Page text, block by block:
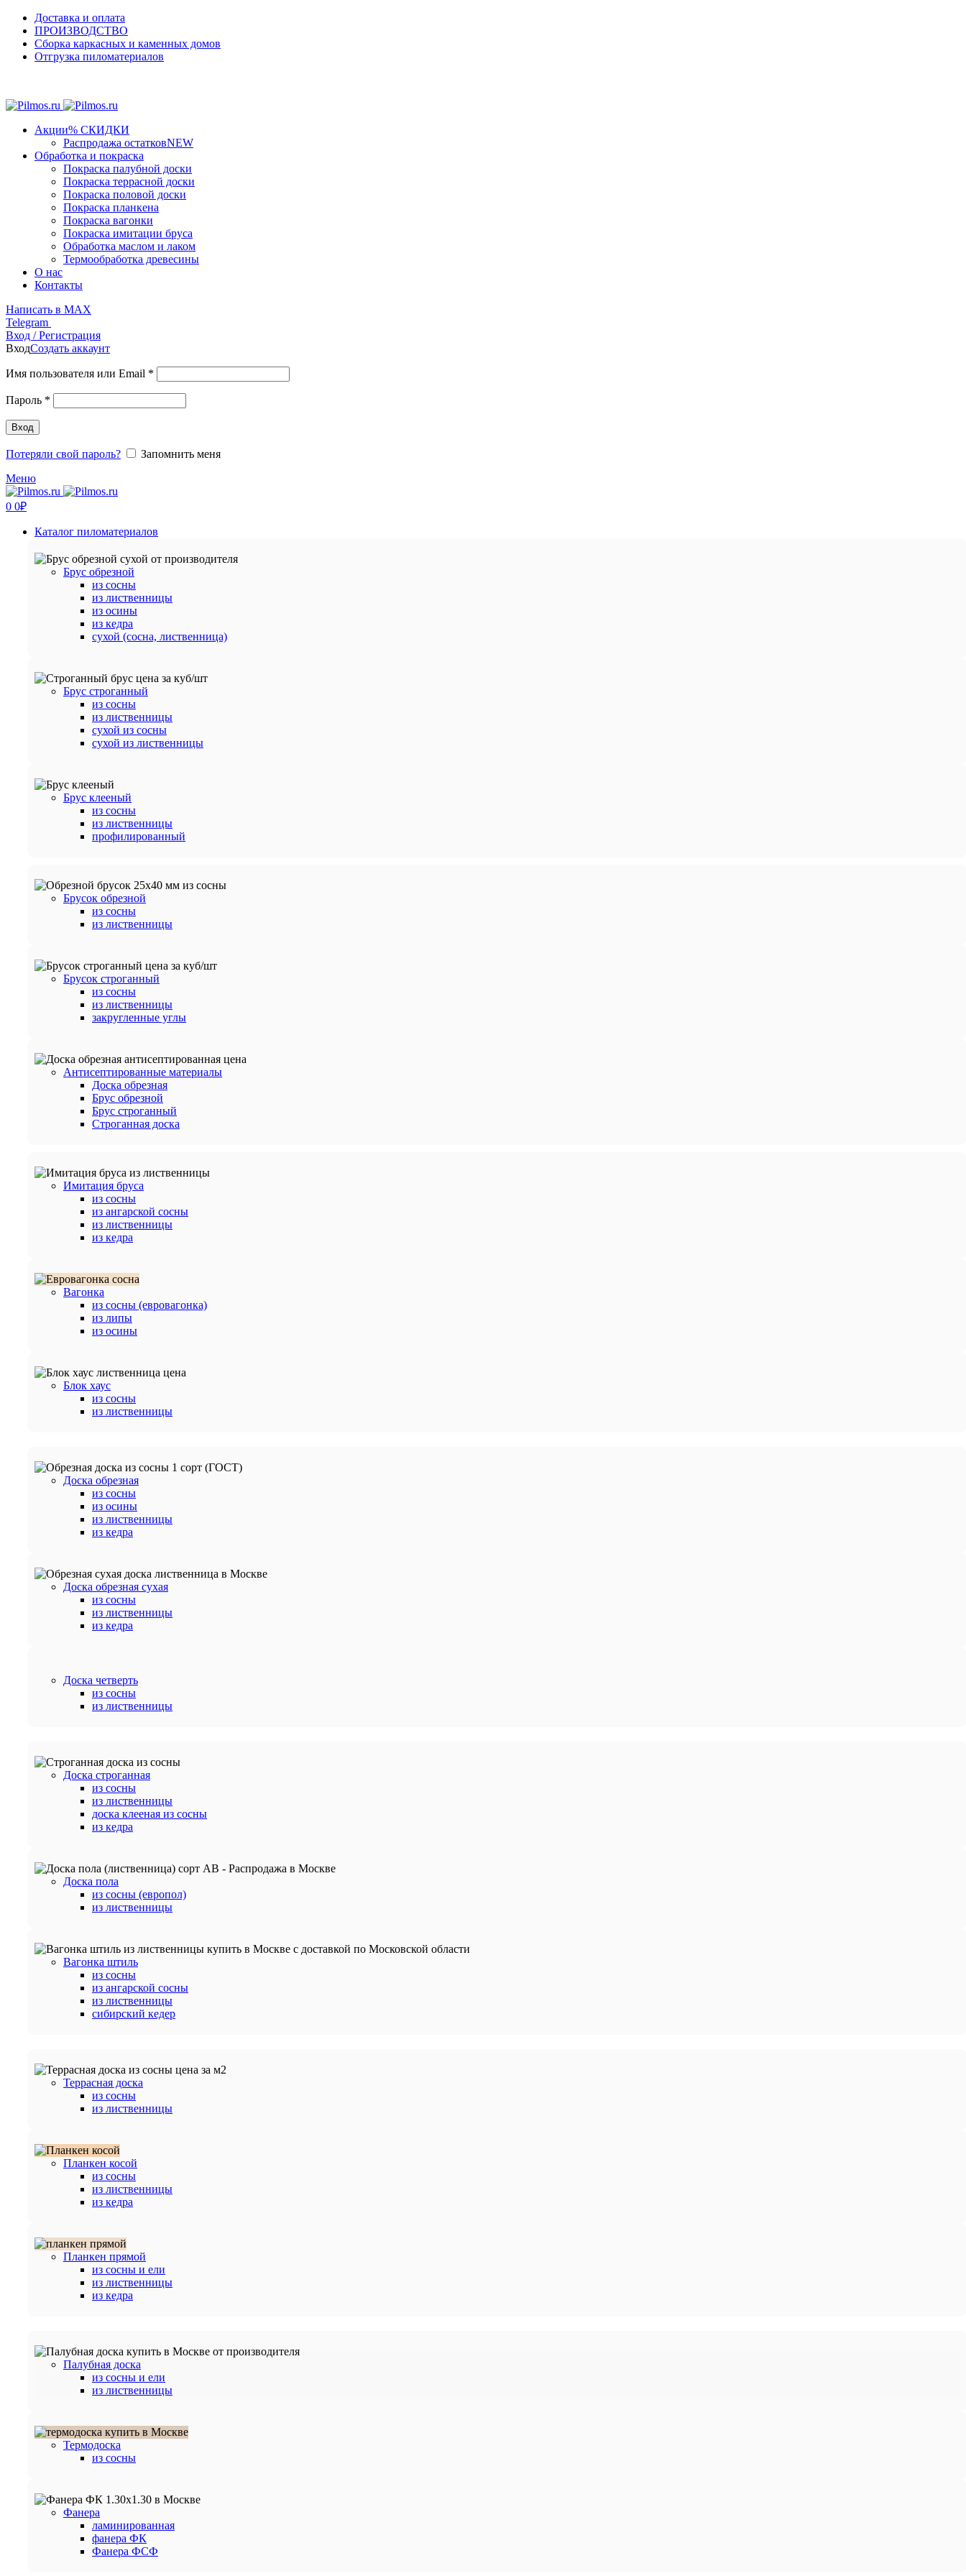
Доставка и оплата
ПРОИЗВОДСТВО
Сборка каркасных и каменных домов
Отгрузка пиломатериалов
Акции% СКИДКИ
Распродажа остатковNEW
Обработка и покраска
Покраска палубной доски
Покраска террасной доски
Покраска половой доски
Покраска планкена
Покраска вагонки
Покраска имитации бруса
Обработка маслом и лаком
Термообработка древесины
О нас
Контакты
Написать в МАХ
Telegram
Вход / Регистрация
ВходСоздать аккаунт
Имя пользователя или Email *
Пароль *
Вход
Потеряли свой пароль?
Запомнить меня
Меню
0 0₽
Каталог пиломатериалов
Брус обрезной
из сосны
из лиственницы
из осины
из кедра
сухой (сосна, лиственница)
Брус строганный
из сосны
из лиственницы
сухой из сосны
сухой из лиственницы
Брус клееный
из сосны
из лиственницы
профилированный
Брусок обрезной
из сосны
из лиственницы
Брусок строганный
из сосны
из лиственницы
закругленные углы
Антисептированные материалы
Доска обрезная
Брус обрезной
Брус строганный
Строганная доска
Имитация бруса
из сосны
из ангарской сосны
из лиственницы
из кедра
Вагонка
из сосны (евровагонка)
из липы
из осины
Блок хаус
из сосны
из лиственницы
Доска обрезная
из сосны
из осины
из лиственницы
из кедра
Доска обрезная сухая
из сосны
из лиственницы
из кедра
Доска четверть
из сосны
из лиственницы
Доска строганная
из сосны
из лиственницы
доска клееная из сосны
из кедра
Доска пола
из сосны (европол)
из лиственницы
Вагонка штиль
из сосны
из ангарской сосны
из лиственницы
сибирский кедер
Террасная доска
из сосны
из лиственницы
Планкен косой
из сосны
из лиственницы
из кедра
Планкен прямой
из сосны и ели
из лиственницы
из кедра
Палубная доска
из сосны и ели
из лиственницы
Термодоска
из сосны
Фанера
ламинированная
фанера ФК
Фанера ФСФ